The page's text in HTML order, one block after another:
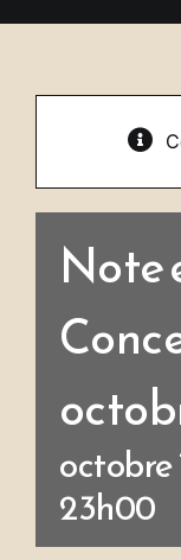
Se connecter
Note
octobre
23h00